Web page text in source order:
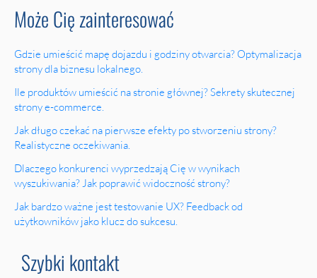
Może Cię zainteresować
Gdzie umieścić mapę dojazdu i godziny otwarcia? Optymalizacja
strony dla biznesu lokalnego.
Ile produktów umieścić na stronie głównej? Sekrety skutecznej
strony e-commerce.
Jak długo czekać na pierwsze efekty po stworzeniu strony?
Realistyczne oczekiwania.
Dlaczego konkurenci wyprzedzają Cię w wynikach
wyszukiwania? Jak poprawić widoczność strony?
Jak bardzo ważne jest testowanie UX? Feedback od
użytkowników jako klucz do sukcesu.
Szybki kontakt